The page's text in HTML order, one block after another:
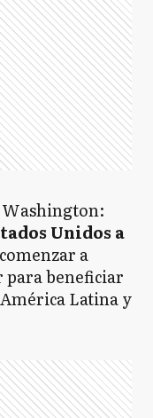
Washington:
Unidos a
a
para beneficiar
Latina y